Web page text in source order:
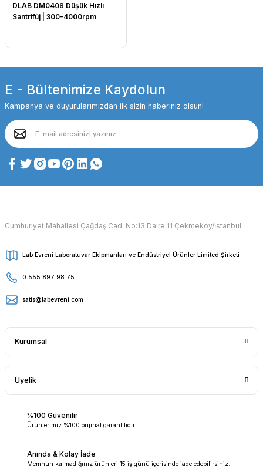
DLAB DM0408 Düşük Hızlı
Santrifüj | 300-4000rpm
E - Bültenimize Kaydolun
Kampanya ve duyurularımızdan ilk sizin haberiniz olsun!
Cumhuriyet Mahallesi Çağdaş Cad. No:13 Daire:11 Çekmeköy/İstanbul
Lab Evreni Laboratuvar Ekipmanları ve Endüstriyel Ürünler Limited Şirketi
0 555 897 98 75
satis@labevreni.com
Kurumsal
Üyelik
%100 Güvenilir
Ürünlerimiz %100 orijinal garantilidir.
Anında & Kolay İade
Memnun kalmadığınız ürünleri 15 iş günü içerisinde iade edebilirsiniz.